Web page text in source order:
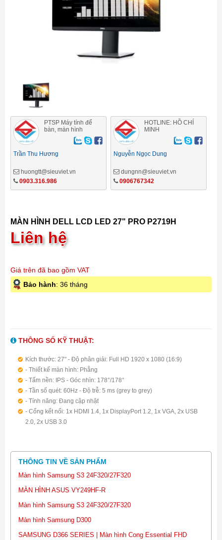
PTSP Máy tính để
bàn, màn hình
Trần Thu Hương
huongtt@sieuviet.vn
0903.316.986
HOTLINE: HỒ CHÍ
MINH
Nguyễn Ngọc Dung
dungnn@sieuviet.vn
0906767342
MÀN HÌNH DELL LCD LED 27" PRO P2719H
Liên hệ
Giá trên đã bao gồm VAT
Bảo hành: 36 tháng
THÔNG SỐ KỸ THUẬT:
Kích thước: 27" - Độ phân giải: Full HD 1920 x 1080 (16:9)
- Thiết kế màn hình: Phẳng
- Tấm nền: IPS - Góc nhìn: 178°/178°
- Tần số quét: 60Hz - Độ trễ: 5 ms (grey to grey)
- Tính năng: Đang cập nhật
- Cổng kết nối: 1x HDMI 1.4, 1x DisplayPort 1.2, 1x VGA, 2x USB
2.0, 2x USB 3.0
THÔNG TIN VỀ SẢN PHẨM
Màn hình Samsung S3 24F320/27F320
MÀN HÌNH ASUS VY249HF-R
Màn hình Samsung S3 24F320/27F320
Màn hình Samsung D300
SAMSUNG D366 SERIES | Màn hình Cong Essential FHD